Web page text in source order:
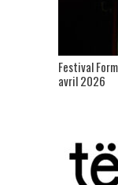
Festival
avril 2026